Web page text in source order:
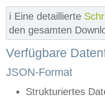
ℹ️ Eine detaillierte
den gesamten
Verfügbare
JSON-Format
Strukturiertes